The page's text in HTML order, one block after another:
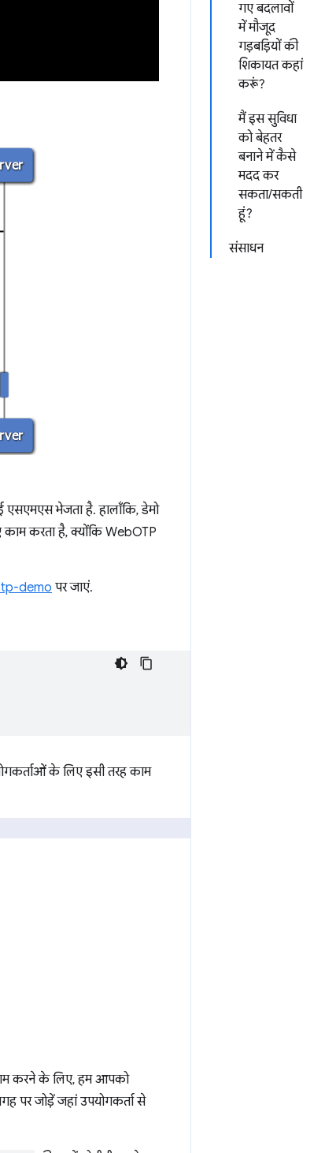
गए बदलावों
में मौजूद
गड़बड़ियों की
शिकायत कहां
करूं?
मैं इस सुविधा
को बेहतर
बनाने में कैसे
मदद कर
सकता/सकती
हूं?
संसाधन
भेजता है. हालाँकि, डेमो
करता है, क्योंकि WebOTP
demo पर जाएं.
के लिए इसी तरह काम
करने के लिए, हम आपको
पर जोड़ें जहां उपयोगकर्ता से